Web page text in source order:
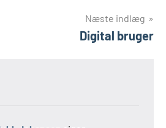
Næste indlæg
Digital bruger